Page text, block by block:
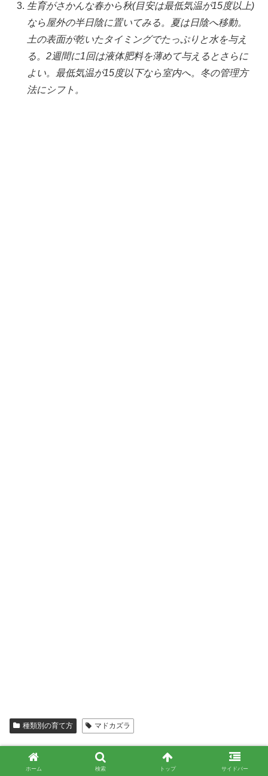
生育がさかんな春から秋(目安は最低気温が15度以上)
なら屋外の半日陰に置いてみる。夏は日陰へ移動。
土の表面が乾いたタイミングでたっぷりと水を与え
る。2週間に1回は液体肥料を薄めて与えるとさらに
よい。最低気温が15度以下なら室内へ。冬の管理方
法にシフト。
種類別の育て方 マドカズラ
ホーム 検索 トップ サイドバー